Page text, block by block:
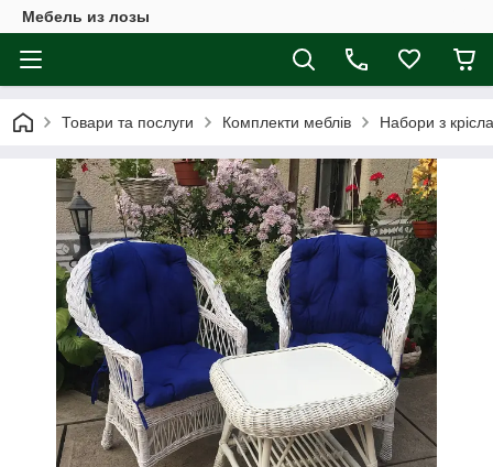
Мебель из лозы
Товари та послуги Комплекти меблів Набори з